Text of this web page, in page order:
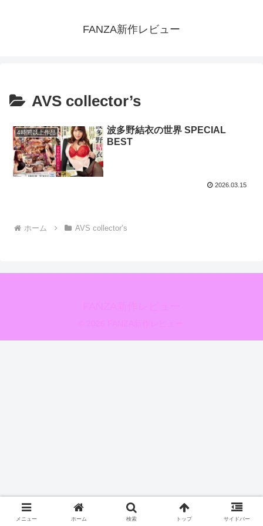
FANZA新作レビュー
AVS collector’s
4時間以上作品
波多野結衣の世界 SPECIAL
BEST
2026.03.15
ホーム AVS collector’s
メニュー ホーム 検索 トップ サイドバー